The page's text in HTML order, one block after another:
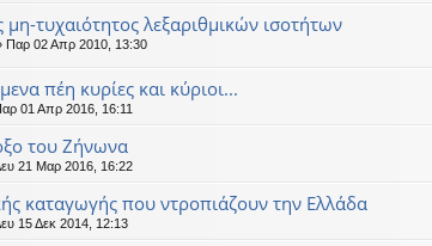
μη-τυχαιότητος λεξαριθμικών ισοτήτων
Παρ 02 Απρ 2010, 13:30
πέη κυρίες και κύριοι...
01 Απρ 2016, 16:11
του Ζήνωνα
21 Μαρ 2016, 16:22
καταγωγής που ντροπιάζουν την Ελλάδα
15 Δεκ 2014, 12:13